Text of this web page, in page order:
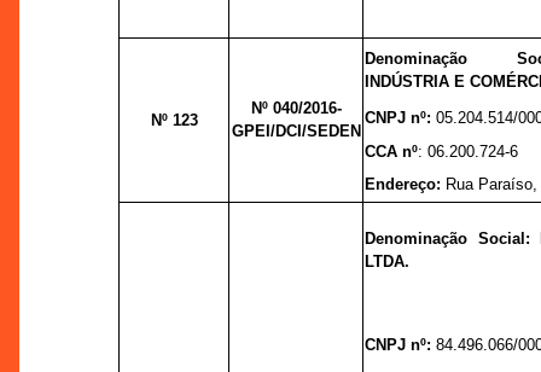
Nº 123
Nº 040/2016-
GPEI/DCI/SEDEN
Denominação
INDÚSTRIA E
CNPJ nº:05.204.514/
CCA nº: 06.200.724-6
Endereço: Rua
Denominação Social:
LTDA.
CNPJ nº:84.496.066/